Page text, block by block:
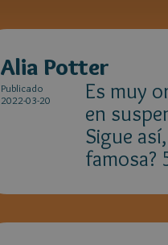
Alia Potter
Publicado
2022-03-20
Es muy
en
Sigue
famosa?